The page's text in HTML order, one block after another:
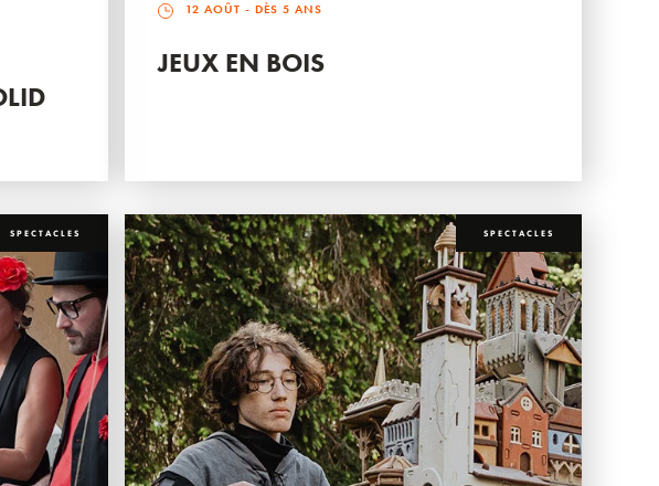
12 AOÛT - DÈS 5 ANS
JEUX EN BOIS
SPECTACLES SPECTACLES